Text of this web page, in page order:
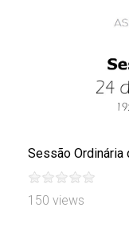
Sessão Ordinária
150 views